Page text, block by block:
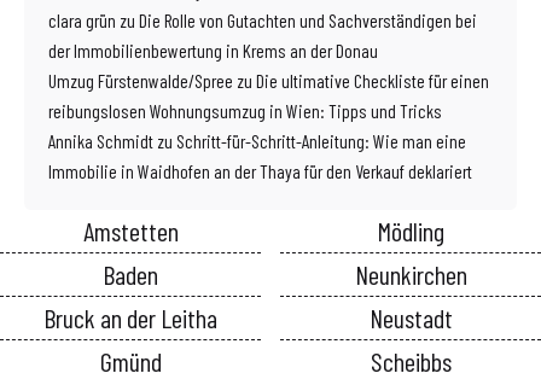
clara grün zu Die Rolle von Gutachten und Sachverständigen bei
der Immobilienbewertung in Krems an der Donau
Umzug Fürstenwalde/Spree zu Die ultimative Checkliste für einen
reibungslosen Wohnungsumzug in Wien: Tipps und Tricks
Annika Schmidt zu Schritt-für-Schritt-Anleitung: Wie man eine
Immobilie in Waidhofen an der Thaya für den Verkauf deklariert
Amstetten
Baden
Bruck an der Leitha
Gmünd
Mödling
Neunkirchen
Neustadt
Scheibbs